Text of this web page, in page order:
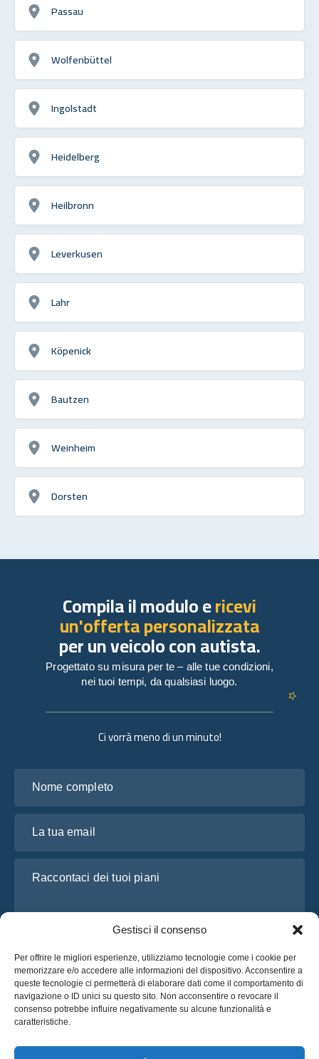
Gestisci il consenso
Per offrire le migliori esperienze, utilizziamo tecnologie come i cookie per
memorizzare e/o accedere alle informazioni del dispositivo. Acconsentire a
queste tecnologie ci permetterà di elaborare dati come il comportamento di
navigazione o ID unici su questo sito. Non acconsentire o revocare il
consenso potrebbe influire negativamente su alcune funzionalità e
caratteristiche.
Passau
Wolfenbüttel
Ingolstadt
Heidelberg
Heilbronn
Leverkusen
Lahr
Köpenick
Bautzen
Weinheim
Dorsten
Ci vorrà meno di un minuto!
Ho letto e accetto l’Informativa sulla privacydi OsaBus
Richiedi un preventivo
Compila il modulo ericevi
un'offerta personalizzata
per un veicolo con autista.
Progettato su misura per te – alle tue condizioni,
nei tuoi tempi, da qualsiasi luogo.